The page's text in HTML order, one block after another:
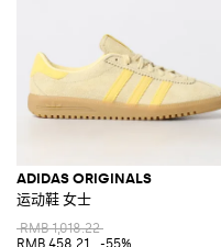
ADIDAS ORIGINALS
运动鞋 女士
RMB 1,018.22
RMB 458.21
-55%